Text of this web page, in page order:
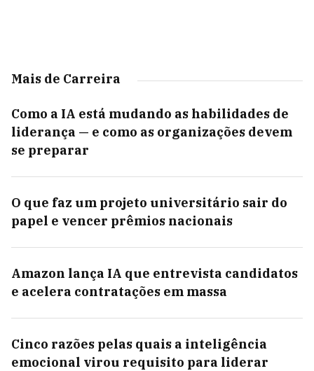
Mais de Carreira
Como a IA está mudando as habilidades de
liderança — e como as organizações devem
se preparar
O que faz um projeto universitário sair do
papel e vencer prêmios nacionais
Amazon lança IA que entrevista candidatos
e acelera contratações em massa
Cinco razões pelas quais a inteligência
emocional virou requisito para liderar